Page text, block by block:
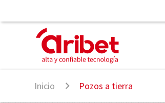
Inicio Pozos a tierra